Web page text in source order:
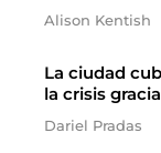
Alison Kentish
La ciudad
la crisis
Dariel Pradas